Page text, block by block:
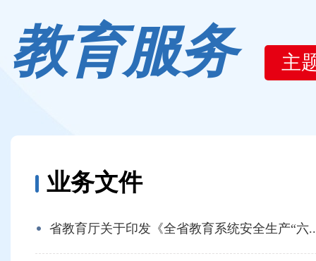
教育服务 主
业务文件
省教育厅关于印发《全省教育系统安全生产“六